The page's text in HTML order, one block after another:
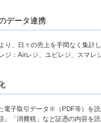
データ連携
り、日々の売上を手間なく集計
ジ：Airレジ、ユビレジ、スマレ
電子取引データ※（PDF等）を
」「消費税」など証憑の内容を